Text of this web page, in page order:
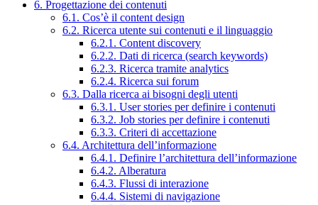
6. Progettazione dei contenuti
6.1. Cos’è il content design
6.2. Ricerca utente sui contenuti e il linguaggio
6.2.1. Content discovery
6.2.2. Dati di ricerca (search keywords)
6.2.3. Ricerca tramite analytics
6.2.4. Ricerca sui forum
6.3. Dalla ricerca ai bisogni degli utenti
6.3.1. User stories per definire i contenuti
6.3.2. Job stories per definire i contenuti
6.3.3. Criteri di accettazione
6.4. Architettura dell’informazione
6.4.1. Definire l’architettura dell’informazione
6.4.2. Alberatura
6.4.3. Flussi di interazione
6.4.4. Sistemi di navigazione